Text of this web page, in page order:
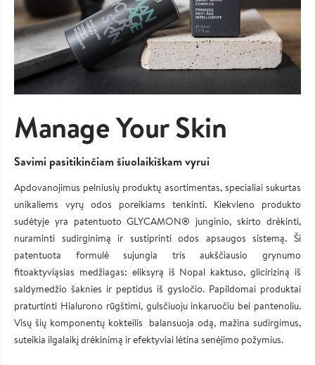
Manage Your Skin
Savimi pasitikinčiam šiuolaikiškam vyrui
Apdovanojimus pelniusių produktų asortimentas, specialiai sukurtas
unikaliems vyrų odos poreikiams tenkinti. Kiekvieno produkto
sudėtyje yra patentuoto GLYCAMON® junginio, skirto drėkinti,
nuraminti sudirginimą ir sustiprinti odos apsaugos sistemą. Ši
patentuota formulė sujungia tris aukščiausio grynumo
fitoaktyviąsias medžiagas: eliksyrą iš Nopal kaktuso, gliciriziną iš
saldymedžio šaknies ir peptidus iš gysločio. Papildomai produktai
praturtinti Hialurono rūgštimi, gulsčiuoju inkaruočiu bei pantenoliu.
Visų šių komponentų kokteilis balansuoja odą, mažina sudirgimus,
suteikia ilgalaikį drėkinimą ir efektyviai lėtina senėjimo požymius.